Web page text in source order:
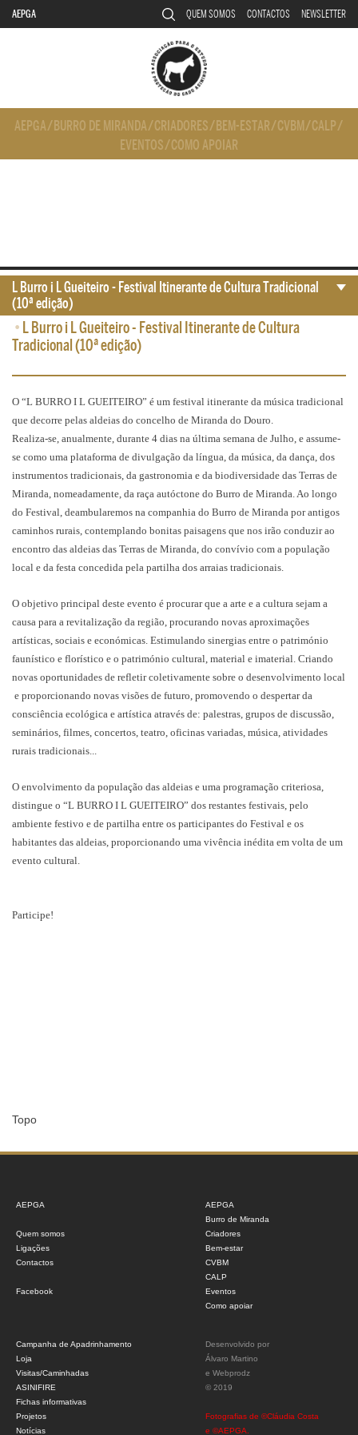
AEPGA QUEM SOMOS CONTACTOS NEWSLETTER
AEPGA/ BURRO DE MIRANDA/CRIADORES/ BEM-ESTAR/CVBM/CALP/
EVENTOS/COMO APOIAR
• L Burro i L Gueiteiro - Festival Itinerante de Cultura
Tradicional (10ª edição)
O “L BURRO I L GUEITEIRO” é um festival itinerante da música tradicional
que decorre pelas aldeias do concelho de Miranda do Douro.
Realiza-se, anualmente, durante 4 dias na última semana de Julho, e assume-
se como uma plataforma de divulgação da língua, da música, da dança, dos
instrumentos tradicionais, da gastronomia e da biodiversidade das Terras de
Miranda, nomeadamente, da raça autóctone do Burro de Miranda. Ao longo
do Festival, deambularemos na companhia do Burro de Miranda por antigos
caminhos rurais, contemplando bonitas paisagens que nos irão conduzir ao
encontro das aldeias das Terras de Miranda, do convívio com a população
local e da festa concedida pela partilha dos arraias tradicionais.
O objetivo principal deste evento é procurar que a arte e a cultura sejam a
causa para a revitalização da região, procurando novas aproximações
artísticas, sociais e económicas. Estimulando sinergias entre o património
faunístico e florístico e o património cultural, material e imaterial. Criando
novas oportunidades de refletir coletivamente sobre o desenvolvimento local
e proporcionando novas visões de futuro, promovendo o despertar da
consciência ecológica e artística através de: palestras, grupos de discussão,
seminários, filmes, concertos, teatro, oficinas variadas, música, atividades
rurais tradicionais...
O envolvimento da população das aldeias e uma programação criteriosa,
distingue o “L BURRO I L GUEITEIRO” dos restantes festivais, pelo
ambiente festivo e de partilha entre os participantes do Festival e os
habitantes das aldeias, proporcionando uma vivência inédita em volta de um
evento cultural.
Participe!
Topo
L Burro i L Gueiteiro - Festival Itinerante de Cultura Tradicional
(10ª edição)
AEPGA
Quem somos
Ligações
Contactos
Facebook
AEPGA
Burro de Miranda
Criadores
Bem-estar
CVBM
CALP
Eventos
Como apoiar
Campanha de Apadrinhamento
Loja
Visitas/Caminhadas
ASINIFIRE
Fichas informativas
Projetos
Notícias
Desenvolvido por
Álvaro Martino
e Webprodz
© 2019
Fotografias de ©Cláudia Costa
e ©AEPGA.